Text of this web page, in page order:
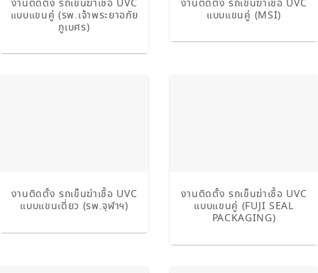
งานติดตั้ง รถเข็นฆ่าเชื้อ UVC
แบบแขนคู่ (รพ.เจ้าพระยาอภัย
ภูเบศร)
งานติดตั้ง รถเข็นฆ่าเชื้อ UVC
แบบแขนคู่ (MSI)
งานติดตั้ง รถเข็นฆ่าเชื้อ UVC
แบบแขนเดี่ยว (รพ.จุฬาฯ)
งานติดตั้ง รถเข็นฆ่าเชื้อ UVC
แบบแขนคู่ (FUJI SEAL
PACKAGING)